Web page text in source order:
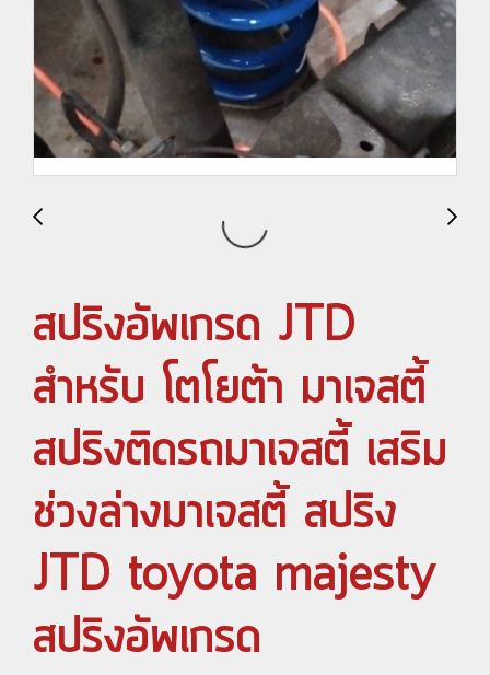
สปริงอัพเกรด JTD
สำหรับ โตโยต้า มาเจสตี้
สปริงติดรถมาเจสตี้ เสริม
ช่วงล่างมาเจสตี้ สปริง
JTD toyota majesty
สปริงอัพเกรด